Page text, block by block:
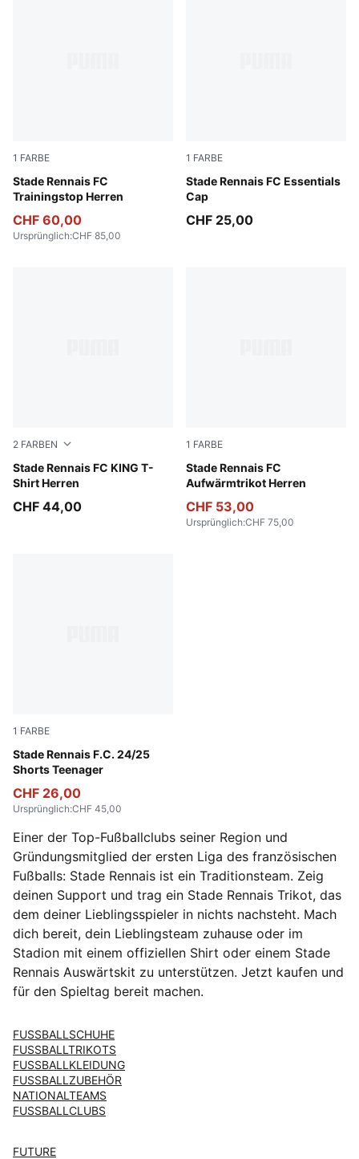
1 FARBE
Stade Rennais FC
Trainingstop Herren
PUMA Red-PUMA Silver
CHF 60,00
Ursprünglich:CHF 85,00
1 FARBE
Stade Rennais FC Essentials
Cap
PUMA Black-PUMA White
CHF 25,00
2 FARBEN
Stade Rennais FC KING T-
Shirt Herren
Warm White-Dark Crimson
CHF 44,00
1 FARBE
Stade Rennais FC
Aufwärmtrikot Herren
PUMA Red-PUMA Black
CHF 53,00
Ursprünglich:CHF 75,00
1 FARBE
Stade Rennais F.C. 24/25
Shorts Teenager
Flat Dark Gray-PUMA White-PUMA Black
CHF 26,00
Ursprünglich:CHF 45,00
Einer der Top-Fußballclubs seiner Region und
Gründungsmitglied der ersten Liga des französischen
Fußballs: Stade Rennais ist ein Traditionsteam. Zeig
deinen Support und trag ein Stade Rennais Trikot, das
dem deiner Lieblingsspieler in nichts nachsteht. Mach
dich bereit, dein Lieblingsteam zuhause oder im
Stadion mit einem offiziellen Shirt oder einem Stade
Rennais Auswärtskit zu unterstützen. Jetzt kaufen und
für den Spieltag bereit machen.
FUSSBALLSCHUHE
FUSSBALLTRIKOTS
FUSSBALLKLEIDUNG
FUSSBALLZUBEHÖR
NATIONALTEAMS
FUSSBALLCLUBS
FUTURE